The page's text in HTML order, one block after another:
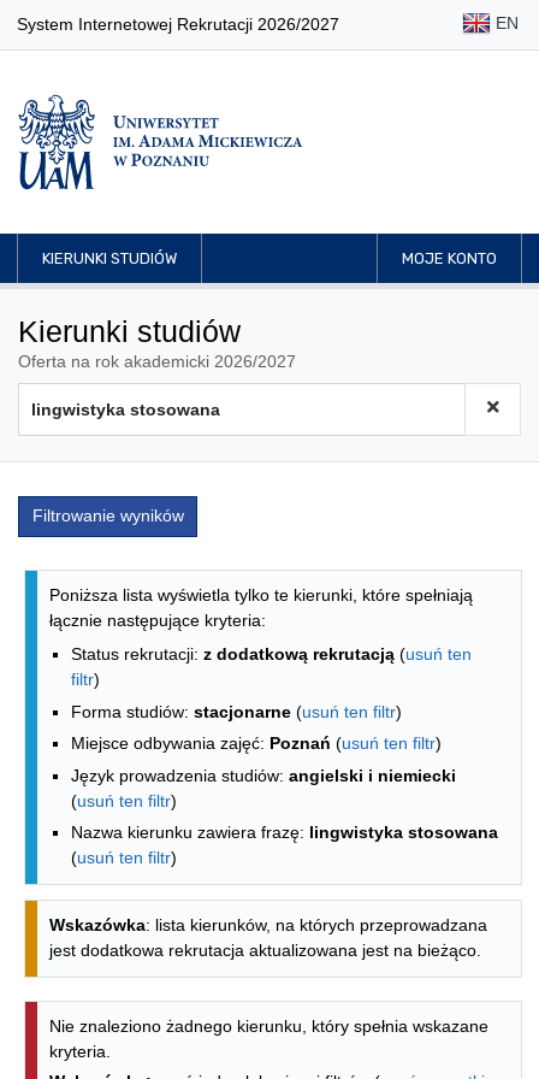
System Internetowej Rekrutacji 2026/2027 EN
KIERUNKI STUDIÓW MOJE KONTO
Kierunki studiów
Oferta na rok akademicki 2026/2027
Filtrowanie wyników
Lista kierunków - indeks alfabetyczny
Poniższa lista wyświetla tylko te kierunki, które spełniają
łącznie następujące kryteria:
Status rekrutacji: z dodatkową rekrutacją (usuń ten
filtr)
Forma studiów: stacjonarne (usuń ten filtr)
Miejsce odbywania zajęć: Poznań (usuń ten filtr)
Język prowadzenia studiów: angielski i niemiecki
(usuń ten filtr)
Nazwa kierunku zawiera frazę: lingwistyka stosowana
(usuń ten filtr)
Wskazówka: lista kierunków, na których przeprowadzana
jest dodatkowa rekrutacja aktualizowana jest na bieżąco.
Nie znaleziono żadnego kierunku, który spełnia wskazane
kryteria.